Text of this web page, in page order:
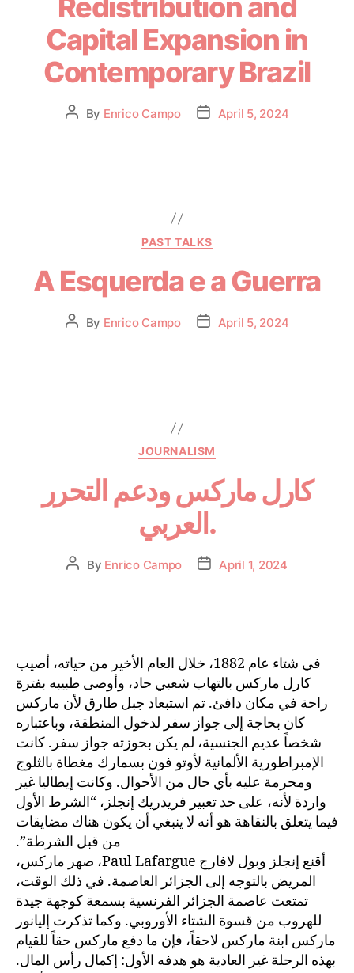
Capital Expansion in
Contemporary Brazil
By Enrico Campo April 5, 2024
PAST TALKS
A Esquerda e a Guerra
By Enrico Campo April 5, 2024
JOURNALISM
كارل ماركس ودعم التحرر
العربي.
By Enrico Campo April 1, 2024
في شتاء عام 1882، خلال العام الأخير من حياته، أصيب
كارل ماركس بالتهاب شعبي حاد، وأوصى طبيبه بفترة
راحة في مكان دافئ. تم استبعاد جبل طارق لأن ماركس
كان بحاجة إلى جواز سفر لدخول المنطقة، وباعتباره
شخصاً عديم الجنسية، لم يكن بحوزته جواز سفر. كانت
الإمبراطورية الألمانية لأوتو فون بسمارك مغطاة بالثلوج
ومحرمة عليه بأي حال من الأحوال. وكانت إيطاليا غير
واردة لأنه، على حد تعبير فريدريك إنجلز، “الشرط الأول
فيما يتعلق بالنقاهة هو أنه لا ينبغي أن يكون هناك مضايقات
من قبل الشرطة”.
أقنع إنجلز وبول لافارج Paul Lafargue، صهر ماركس،
المريض بالتوجه إلى الجزائر العاصمة. في ذلك الوقت،
تمتعت عاصمة الجزائر الفرنسية بسمعة كوجهة جيدة
للهروب من قسوة الشتاء الأوروبي. وكما تذكرت إليانور
ماركس ابنة ماركس لاحقاً، فإن ما دفع ماركس حقاً للقيام
بهذه الرحلة غير العادية هو هدفه الأول: إكمال رأس المال.